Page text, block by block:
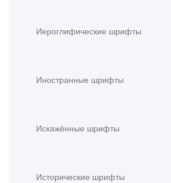
Иероглифические шрифты
Иностранные шрифты
Искажённые шрифты
Исторические шрифты